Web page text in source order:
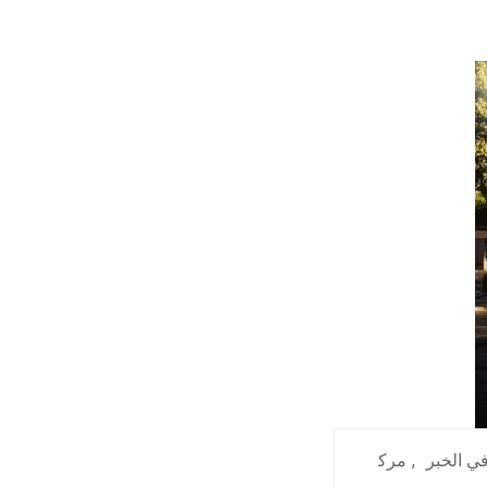
الخبر , مرك